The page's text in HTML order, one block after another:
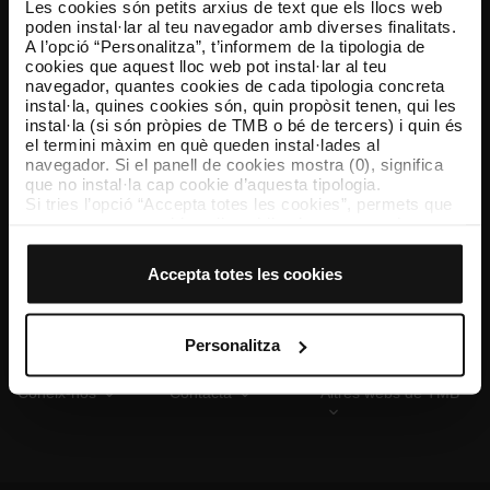
Les cookies són petits arxius de text que els llocs web
poden instal·lar al teu navegador amb diverses finalitats.
A l’opció “Personalitza”, t’informem de la tipologia de
cookies que aquest lloc web pot instal·lar al teu
navegador, quantes cookies de cada tipologia concreta
instal·la, quines cookies són, quin propòsit tenen, qui les
instal·la (si són pròpies de TMB o bé de tercers) i quin és
el termini màxim en què queden instal·lades al
navegador. Si el panell de cookies mostra (0), significa
que no instal·la cap cookie d’aquesta tipologia.
Si tries l’opció “Accepta totes les cookies”, permets que
El selector que es troba a la dreta de cada tipologia de
cookies d’aquella classe.
Un cop hagis marcat les teves preferències, has de fer
clic sobre “Selecciona i configura”. Així, s’instal·laran
només les cookies de la tipologia que hagis seleccionat
personalització, perquè permeten recordar les teves
opcions de navegació (com ara l’idioma) i milloren la teva
Accepta totes les cookies
Personalitza
TMB App
Descarrega’t TMB App i compra els teus bitllets
App Store Google Play
Coneix-nos Contacta Altres webs de TMB